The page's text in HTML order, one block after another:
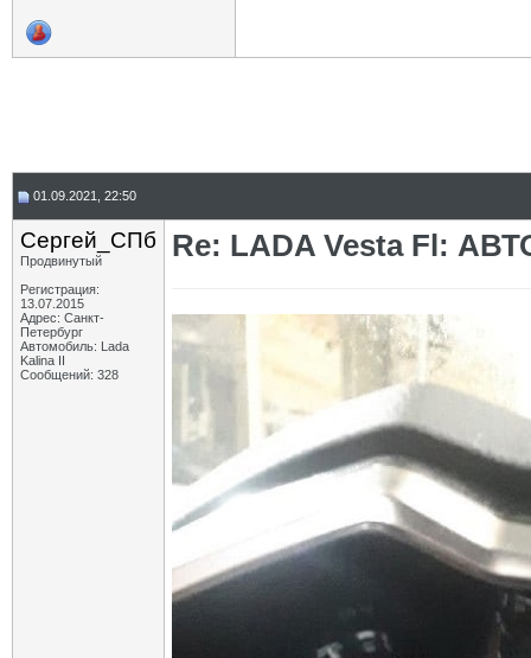
01.09.2021, 22:50
Сергей_СПб
Продвинутый
Регистрация:
13.07.2015
Адрес: Санкт-
Петербург
Автомобиль: Lada
Kalina II
Сообщений: 328
Re: LADA Vesta Fl: